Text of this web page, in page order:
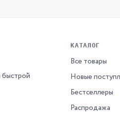
быстрой
КАТАЛОГ
Все товары
Новые
Бестселлеры
Распродажа